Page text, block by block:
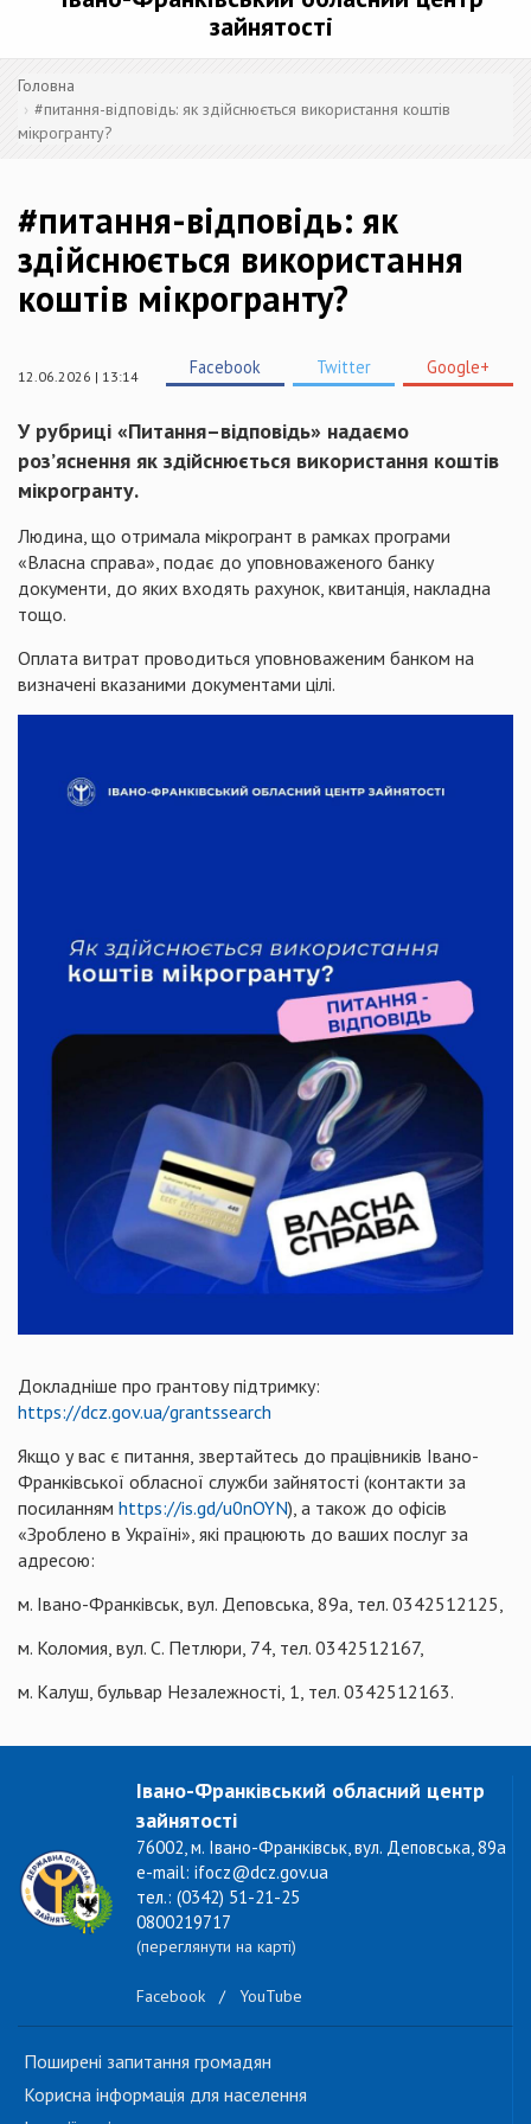
зайнятості
Головна
#питання-відповідь: як здійснюється використання коштів
мікрогранту?
#питання-відповідь: як
здійснюється використання
коштів мікрогранту?
12.06.2026 | 13:14 Facebook Twitter Google+
У рубриці «Питання–відповідь» надаємо
роз’яснення як здійснюється використання коштів
мікрогранту.
Людина, що отримала мікрогрант в рамках програми
«Власна справа», подає до уповноваженого банку
документи, до яких входять рахунок, квитанція, накладна
тощо.
Оплата витрат проводиться уповноваженим банком на
визначені вказаними документами цілі.
Докладніше про грантову підтримку:
https://dcz.gov.ua/grantssearch
Якщо у вас є питання, звертайтесь до працівників Івано-
Франківської обласної служби зайнятості (контакти за
посиланням https://is.gd/u0nOYN), а також до офісів
«Зроблено в Україні», які працюють до ваших послуг за
адресою:
м. Івано-Франківськ, вул. Деповська, 89а, тел. 0342512125,
м. Коломия, вул. С. Петлюри, 74, тел. 0342512167,
м. Калуш, бульвар Незалежності, 1, тел. 0342512163.
Івано-Франківський обласний центр
зайнятості
76002, м. Івано-Франківськ, вул. Деповська, 89а
e-mail: ifocz@dcz.gov.ua
тел.: (0342) 51-21-25
0800219717
(переглянути на карті)
Facebook / YouTube
Поширені запитання громадян
Корисна інформація для населення